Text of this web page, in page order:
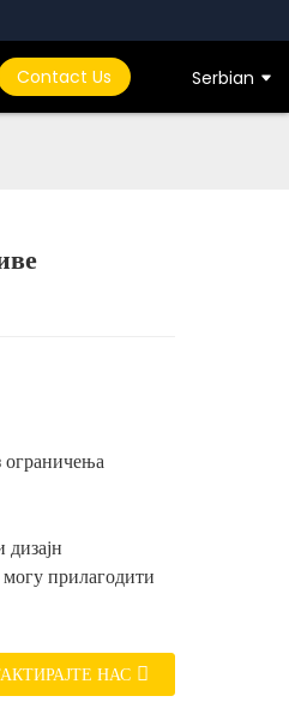
Contact Us Serbian
прилагодити
НАС